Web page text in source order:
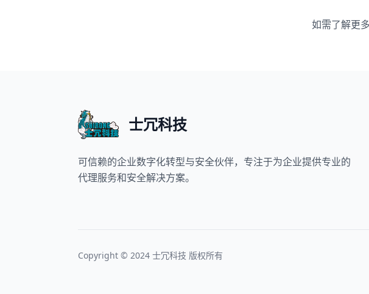
如需了解更
士冗科技
可信赖的企业数字化转型与安全伙伴，专注于为企业提供专业的
代理服务和安全解决方案。
Copyright © 2024 士冗科技 版权所有